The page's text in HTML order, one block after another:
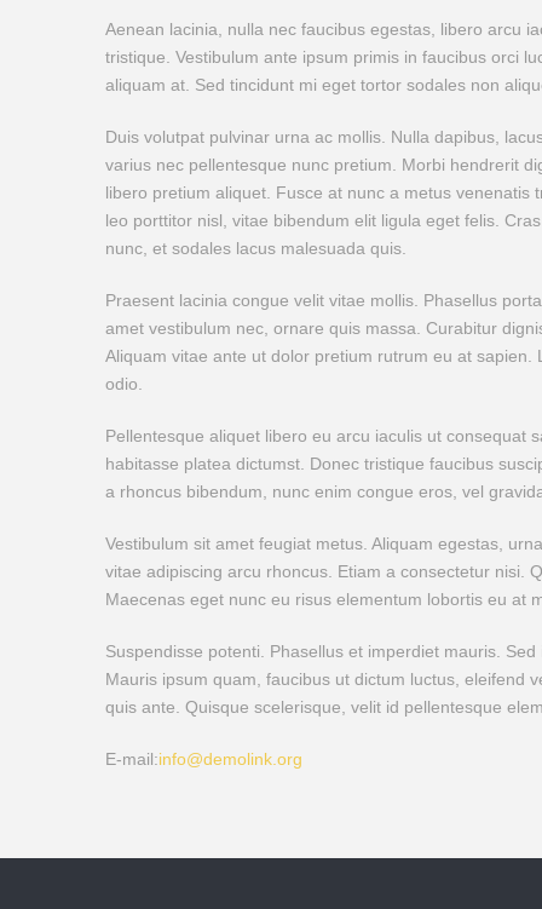
Aenean lacinia, nulla nec faucibus egestas, libero arcu
tristique. Vestibulum ante ipsum primis in faucibus orci
aliquam at. Sed tincidunt mi eget tortor sodales non
Duis volutpat pulvinar urna ac mollis. Nulla dapibus,
varius nec pellentesque nunc pretium. Morbi hendrerit
libero pretium aliquet. Fusce at nunc a metus
leo porttitor nisl, vitae bibendum elit ligula eget felis.
nunc, et sodales lacus malesuada quis.
Praesent lacinia congue velit vitae mollis. Phasellus
amet vestibulum nec, ornare quis massa. Curabitur
Aliquam vitae ante ut dolor pretium rutrum eu at
odio.
Pellentesque aliquet libero eu arcu iaculis ut consequat
habitasse platea dictumst. Donec tristique faucibus
a rhoncus bibendum, nunc enim congue eros, vel
Vestibulum sit amet feugiat metus. Aliquam egestas,
vitae adipiscing arcu rhoncus. Etiam a consectetur nisi.
Maecenas eget nunc eu risus elementum lobortis eu at
Suspendisse potenti. Phasellus et imperdiet mauris.
Mauris ipsum quam, faucibus ut dictum luctus, eleifend
quis ante. Quisque scelerisque, velit id pellentesque
E-mail:info@demolink.org